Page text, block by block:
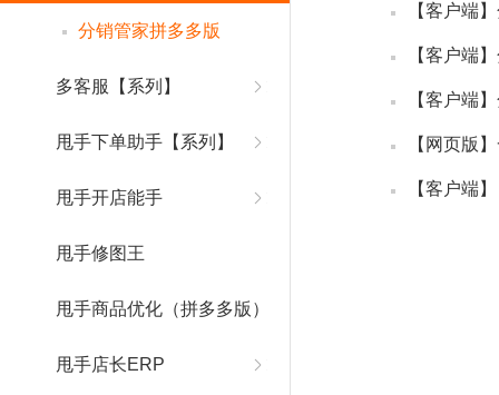
分销管家拼多多版
多客服【系列】
甩手下单助手【系列】
甩手开店能手
甩手修图王
甩手商品优化（拼多多版）
甩手店长ERP
【客户端
【客户端
【客户端
【网页版
【客户端